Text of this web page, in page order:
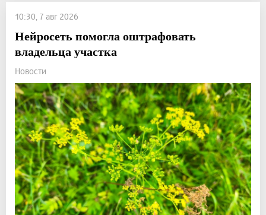
10:30, 7 авг 2026
Нейросеть помогла оштрафовать
владельца участка
Новости